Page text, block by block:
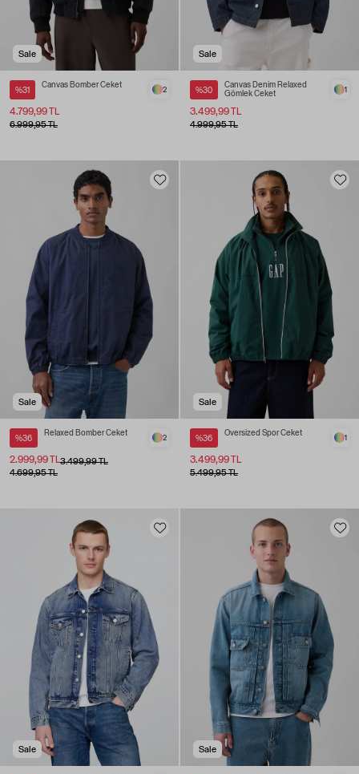
Sale
%31
Canvas Bomber Ceket
4.799,99 TL
2
6.999,95 TL
Sale
%30
Canvas Denim Relaxed
Gömlek Ceket
3.499,99 TL
1
4.999,95 TL
Sale
%36
Relaxed Bomber Ceket
3.499,99 TL
2.999,99 TL
2
4.699,95 TL
Sale
%36
Oversized Spor Ceket
3.499,99 TL
1
5.499,95 TL
Sale Sale